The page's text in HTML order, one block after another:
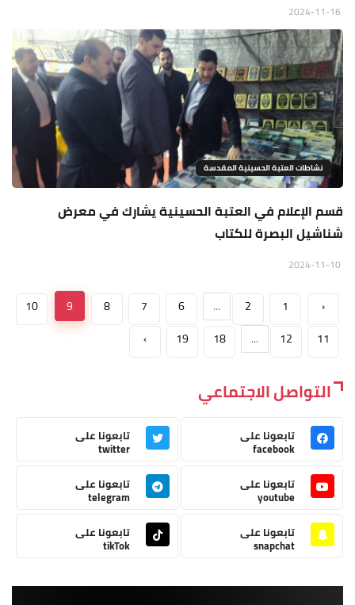
نشاطات العتبة الحسينية المقدسة
قسم الإعلام في العتبة الحسينية يشارك في معرض
شناشيل البصرة للكتاب
‹
1
2
...
6
7
8
9
10
11
12
...
18
19
›
التواصل الاجتماعي
تابعونا على
facebook
تابعونا على
twitter
تابعونا على
youtube
تابعونا على
telegram
تابعونا على
snapchat
تابعونا على
tikTok